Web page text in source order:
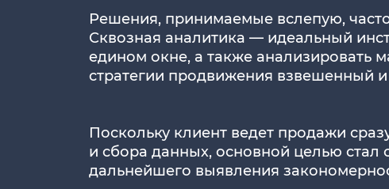
Решения, принимаемые вслепую,
Сквозная аналитика — идеальный
едином окне, а также анализировать
стратегии продвижения взвешенный
Поскольку клиент ведет продажи
и сбора данных, основной целью стал
дальнейшего выявления